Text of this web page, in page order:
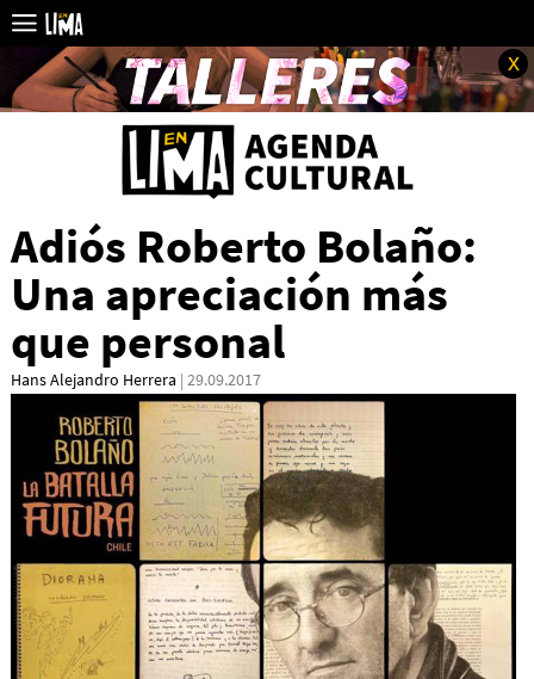
x
Adiós Roberto Bolaño:
Una apreciación más
que personal
Hans Alejandro Herrera | 29.09.2017